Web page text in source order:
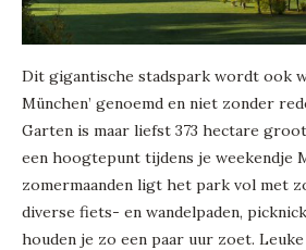
Dit gigantische stadspark wordt ook
München’ genoemd en niet zonder
Garten is maar liefst 373 hectare
een hoogtepunt tijdens je weekendje
zomermaanden ligt het park vol met
diverse fiets- en wandelpaden,
houden je zo een paar uur zoet.